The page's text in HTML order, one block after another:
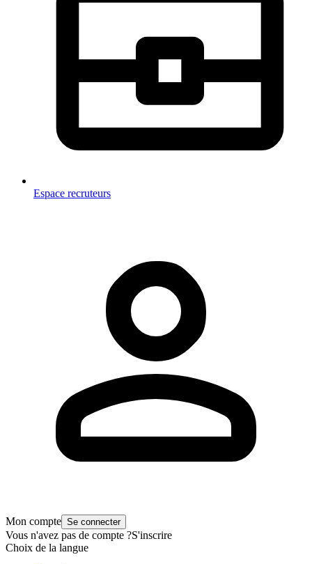
Espace recruteurs
Mon compte Se connecter
Vous n'avez pas de compte ?S'inscrire
Choix de la langue